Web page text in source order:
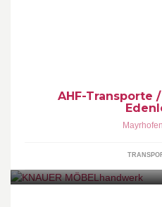
AHF-Transporte
Mayrhofen